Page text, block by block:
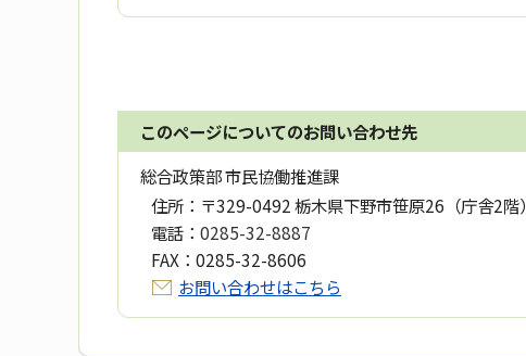
このページについてのお問い合わせ先
総合政策部 市民協働推進課
住所： 〒329-0492 栃木県下野市笹原26（庁舎2階）
電話： 0285-32-8887
FAX： 0285-32-8606
お問い合わせはこちら